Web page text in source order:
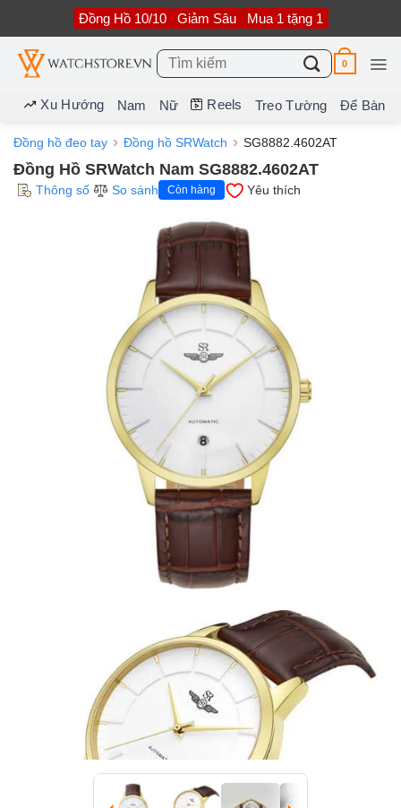
nội
dung
Đồng Hồ 10/10 Giảm Sâu Mua 1 tặng 1
Tìm
kiếm:
0
Xu Hướng Nam Nữ Reels Treo Tường Để Bàn
Đồng hồ đeo tay Đồng hồ SRWatch SG8882.4602AT
Đồng Hồ SRWatch Nam SG8882.4602AT
Thông số So sánh Còn hàng Yêu thích